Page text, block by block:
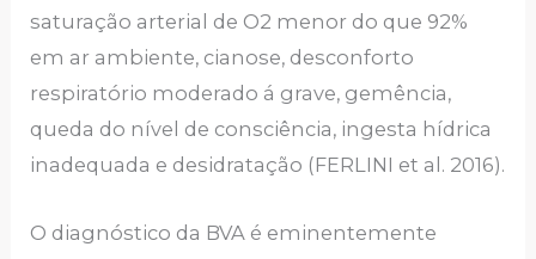
saturação arterial de O2 menor do que 92%
em ar ambiente, cianose, desconforto
respiratório moderado á grave, gemência,
queda do nível de consciência, ingesta hídrica
inadequada e desidratação (FERLINI et al. 2016).
O diagnóstico da BVA é eminentemente